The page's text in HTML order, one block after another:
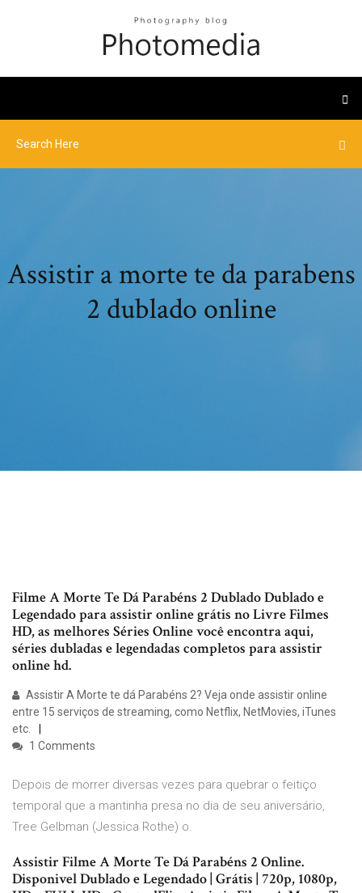
Assistir a morte te da parabens
2 dublado online
Filme A Morte Te Dá Parabéns 2 Dublado Dublado e
Legendado para assistir online grátis no Livre Filmes
HD, as melhores Séries Online você encontra aqui,
séries dubladas e legendadas completos para assistir
online hd.
Assistir A Morte te dá Parabéns 2? Veja onde assistir online
entre 15 serviços de streaming, como Netflix, NetMovies, iTunes
etc.
1 Comments
Depois de morrer diversas vezes para quebrar o feitiço
temporal que a mantinha presa no dia de seu aniversário,
Tree Gelbman (Jessica Rothe) o.
Assistir Filme A Morte Te Dá Parabéns 2 Online.
Disponivel Dublado e Legendado | Grátis | 720p, 1080p,